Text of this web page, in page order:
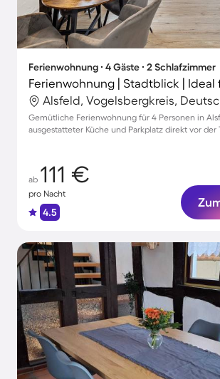
Ferienwohnung ∙ 4 Gäste ∙ 2 Schlafzimmer
Alsfeld, Vogelsbergkreis,
Gemütliche Ferienwohnung für 4 Personen in
ausgestatteter Küche und Parkplatz direkt vor der
ab 111 €
pro Nacht
4.5